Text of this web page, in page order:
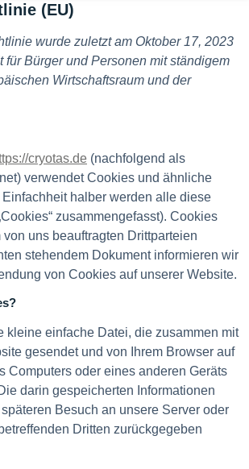
(EU)
wurde zuletzt am Oktober 17, 2023
für Bürger und Personen mit ständigem
Wirtschaftsraum und der
cryotas.de (nachfolgend als
verwendet Cookies und ähnliche
halber werden alle diese
zusammengefasst). Cookies
uns beauftragten Drittparteien
stehendem Dokument informieren wir
von Cookies auf unserer Website.
kleine einfache Datei, die zusammen mit
gesendet und von Ihrem Browser auf
Computers oder eines anderen Geräts
darin gespeicherten Informationen
Besuch an unsere Server oder
Dritten zurückgegeben